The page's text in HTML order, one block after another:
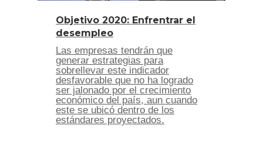
Objetivo 2020: Enfrentrar el
desempleo
Las empresas tendrán que
generar estrategias para
sobrellevar este indicador
desfavorable que no ha logrado
ser jalonado por el crecimiento
económico del país, aun cuando
este se ubicó dentro de los
estándares proyectados.